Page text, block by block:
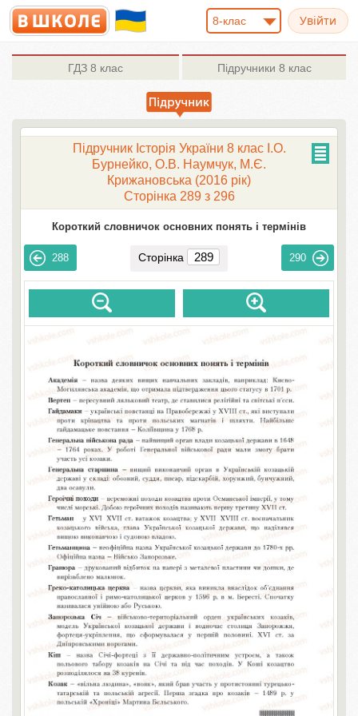
8-клас
ГДЗ 8 клас Підручники 8 клас
Підручник Історія України 8 клас І.О.
Бурнейко, О.В. Наумчук, М.Є.
Крижановська (2016 рік)
Сторінка 289 з 296
Короткий словничок основних понять і термінів
288 Сторінка 290